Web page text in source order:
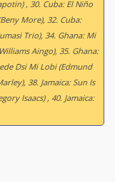
, 30. Cuba: El Niño
More), 32. Cuba:
Trio), 34. Ghana: Mi
Aingo), 35. Ghana:
Dsi Mi Lobi (Edmund
38. Jamaica: Sun Is
Isaacs) , 40. Jamaica: